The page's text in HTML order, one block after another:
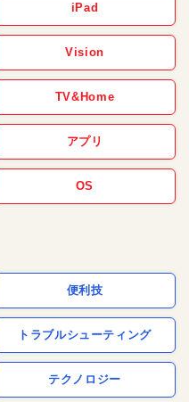
iPad
Vision
TV&Home
アプリ
OS
便利技
トラブルシューティング
テクノロジー